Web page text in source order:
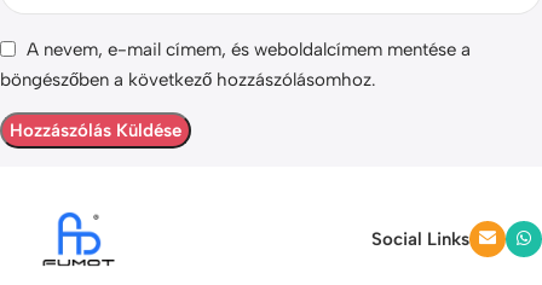
A nevem, e-mail címem, és weboldalcímem mentése a
böngészőben a következő hozzászólásomhoz.
Social Links